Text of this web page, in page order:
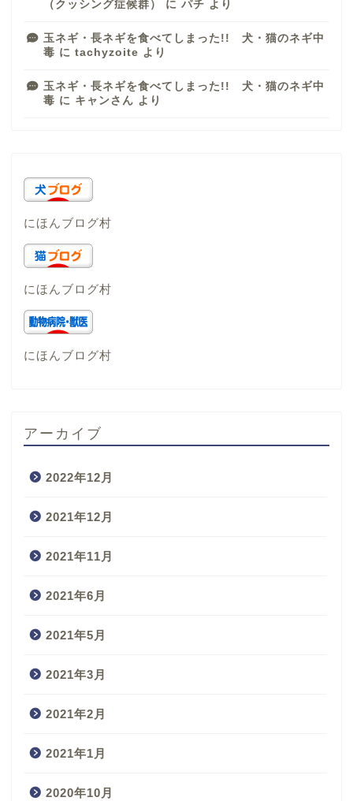
（クッシング症候群） に パチ より
玉ネギ・長ネギを食べてしまった!! 犬・猫のネギ中
毒 に tachyzoite より
玉ネギ・長ネギを食べてしまった!! 犬・猫のネギ中
毒 に キャンさん より
にほんブログ村
にほんブログ村
にほんブログ村
アーカイブ
2022年12月
2021年12月
2021年11月
2021年6月
2021年5月
2021年3月
2021年2月
2021年1月
2020年10月